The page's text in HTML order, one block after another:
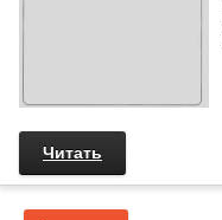
Читать